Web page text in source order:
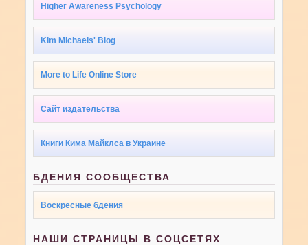
Higher Awareness Psychology
Kim Michaels' Blog
More to Life Online Store
Сайт издательства
Книги Кима Майклса в Украине
БДЕНИЯ СООБЩЕСТВА
Воскресные бдения
НАШИ СТРАНИЦЫ В СОЦСЕТЯХ